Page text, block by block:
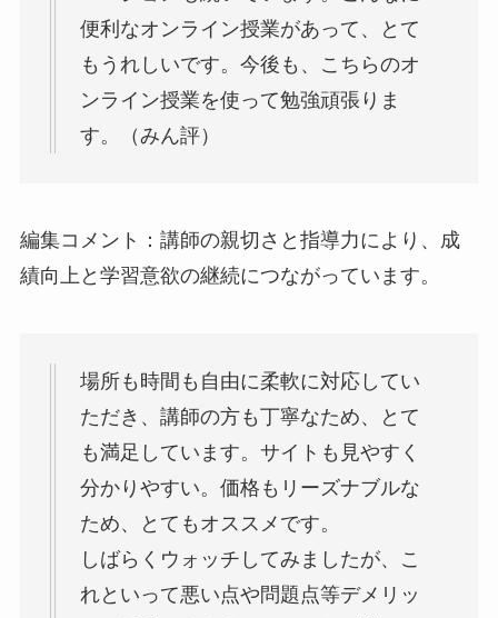
便利なオンライン授業があって、とて
もうれしいです。今後も、こちらのオ
ンライン授業を使って勉強頑張りま
す。（みん評）
編集コメント：講師の親切さと指導力により、成
績向上と学習意欲の継続につながっています。
場所も時間も自由に柔軟に対応してい
ただき、講師の方も丁寧なため、とて
も満足しています。サイトも見やすく
分かりやすい。価格もリーズナブルな
ため、とてもオススメです。
しばらくウォッチしてみましたが、こ
れといって悪い点や問題点等デメリッ